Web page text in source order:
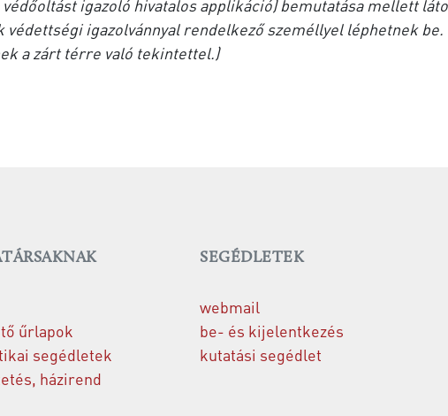
igazoló hivatalos applikáció) bemutatása mellett
igazolvánnyal rendelkező személlyel léphetnek
a zárt térre való tekintettel.)
űrlapok
segédletek
házirend
SEGÉDLETEK
webmail
be- és kijelentkezés
kutatási segédlet